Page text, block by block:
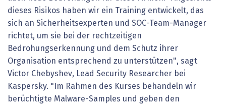
dieses Risikos haben wir ein Training entwickelt, das
sich an Sicherheitsexperten und SOC-Team-Manager
richtet, um sie bei der rechtzeitigen
Bedrohungserkennung und dem Schutz ihrer
Organisation entsprechend zu unterstützen", sagt
Victor Chebyshev, Lead Security Researcher bei
Kaspersky. "Im Rahmen des Kurses behandeln wir
berüchtigte Malware-Samples und geben den